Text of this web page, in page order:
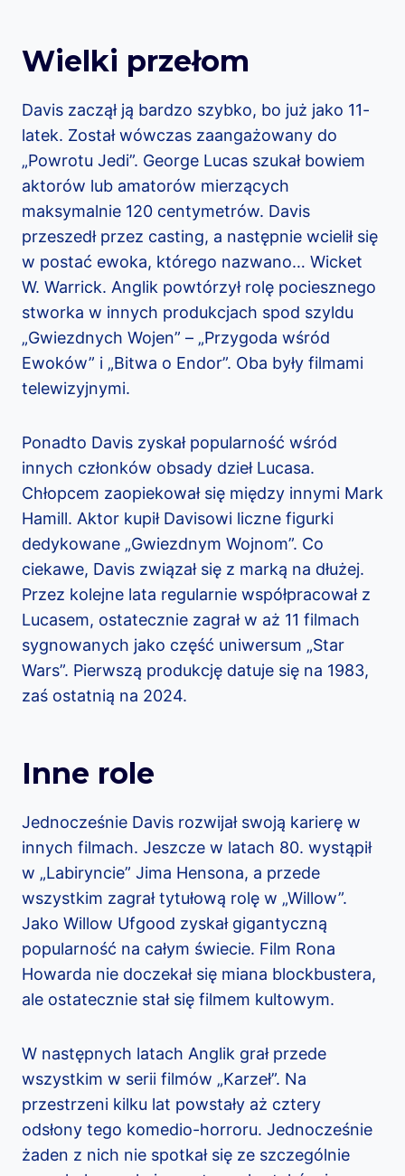
Wielki przełom
Davis zaczął ją bardzo szybko, bo już jako 11-
latek. Został wówczas zaangażowany do
„Powrotu Jedi”. George Lucas szukał bowiem
aktorów lub amatorów mierzących
maksymalnie 120 centymetrów. Davis
przeszedł przez casting, a następnie wcielił się
w postać ewoka, którego nazwano… Wicket
W. Warrick. Anglik powtórzył rolę pociesznego
stworka w innych produkcjach spod szyldu
„Gwiezdnych Wojen” – „Przygoda wśród
Ewoków” i „Bitwa o Endor”. Oba były filmami
telewizyjnymi.
Ponadto Davis zyskał popularność wśród
innych członków obsady dzieł Lucasa.
Chłopcem zaopiekował się między innymi Mark
Hamill. Aktor kupił Davisowi liczne figurki
dedykowane „Gwiezdnym Wojnom”. Co
ciekawe, Davis związał się z marką na dłużej.
Przez kolejne lata regularnie współpracował z
Lucasem, ostatecznie zagrał w aż 11 filmach
sygnowanych jako część uniwersum „Star
Wars”. Pierwszą produkcję datuje się na 1983,
zaś ostatnią na 2024.
Inne role
Jednocześnie Davis rozwijał swoją karierę w
innych filmach. Jeszcze w latach 80. wystąpił
w „Labiryncie” Jima Hensona, a przede
wszystkim zagrał tytułową rolę w „Willow”.
Jako Willow Ufgood zyskał gigantyczną
popularność na całym świecie. Film Rona
Howarda nie doczekał się miana blockbustera,
ale ostatecznie stał się filmem kultowym.
W następnych latach Anglik grał przede
wszystkim w serii filmów „Karzeł”. Na
przestrzeni kilku lat powstały aż cztery
odsłony tego komedio-horroru. Jednocześnie
żaden z nich nie spotkał się ze szczególnie